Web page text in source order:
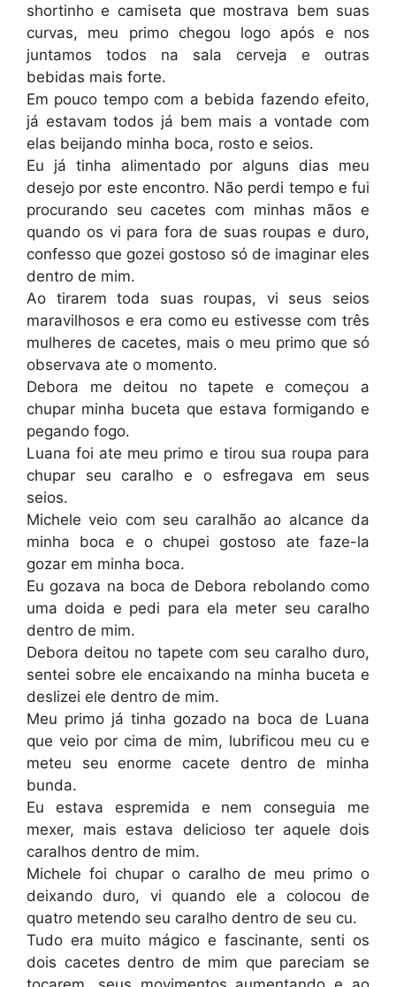
shortinho e camiseta que mostrava bem suas
curvas, meu primo chegou logo após e nos
juntamos todos na sala cerveja e outras
bebidas mais forte.
Em pouco tempo com a bebida fazendo efeito,
já estavam todos já bem mais a vontade com
elas beijando minha boca, rosto e seios.
Eu já tinha alimentado por alguns dias meu
desejo por este encontro. Não perdi tempo e fui
procurando seu cacetes com minhas mãos e
quando os vi para fora de suas roupas e duro,
confesso que gozei gostoso só de imaginar eles
dentro de mim.
Ao tirarem toda suas roupas, vi seus seios
maravilhosos e era como eu estivesse com três
mulheres de cacetes, mais o meu primo que só
observava ate o momento.
Debora me deitou no tapete e começou a
chupar minha buceta que estava formigando e
pegando fogo.
Luana foi ate meu primo e tirou sua roupa para
chupar seu caralho e o esfregava em seus
seios.
Michele veio com seu caralhão ao alcance da
minha boca e o chupei gostoso ate faze-la
gozar em minha boca.
Eu gozava na boca de Debora rebolando como
uma doida e pedi para ela meter seu caralho
dentro de mim.
Debora deitou no tapete com seu caralho duro,
sentei sobre ele encaixando na minha buceta e
deslizei ele dentro de mim.
Meu primo já tinha gozado na boca de Luana
que veio por cima de mim, lubrificou meu cu e
meteu seu enorme cacete dentro de minha
bunda.
Eu estava espremida e nem conseguia me
mexer, mais estava delicioso ter aquele dois
caralhos dentro de mim.
Michele foi chupar o caralho de meu primo o
deixando duro, vi quando ele a colocou de
quatro metendo seu caralho dentro de seu cu.
Tudo era muito mágico e fascinante, senti os
dois cacetes dentro de mim que pareciam se